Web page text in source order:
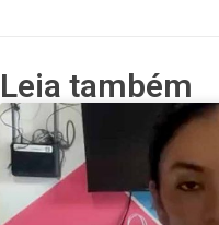
Leia também